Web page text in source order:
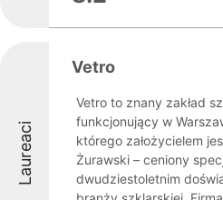
Laureaci
Vetro
Vetro to znany zakład
funkcjonujący w
którego założycielem
Żurawski – ceniony
dwudziestoletnim